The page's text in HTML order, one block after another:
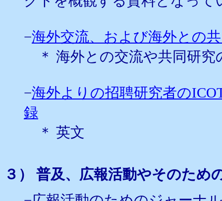
−海外交流、および海外との
＊ 海外との交流や共同研究
−海外よりの招聘研究者の
録
＊ 英文
３） 普及、広報活動やそのため